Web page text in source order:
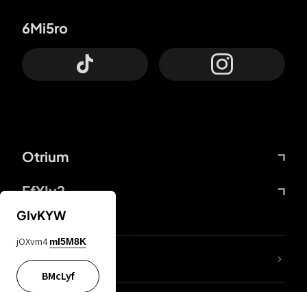
Otrium
FfYIy2
6Mi5ro
KIjvtr
GIvKYW
jOXvm4 mI5M8K
BMcLyf